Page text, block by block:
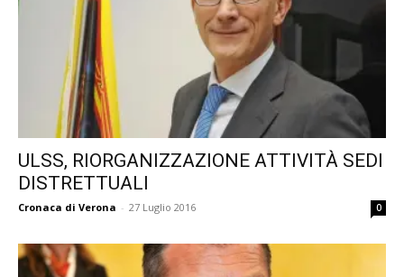
ULSS, RIORGANIZZAZIONE ATTIVITÀ SEDI
DISTRETTUALI
Cronaca di Verona - 27 Luglio 2016 0